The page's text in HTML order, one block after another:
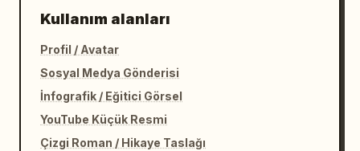
Kullanım alanları
Profil / Avatar
Sosyal Medya Gönderisi
İnfografik / Eğitici Görsel
YouTube Küçük Resmi
Çizgi Roman / Hikaye Taslağı